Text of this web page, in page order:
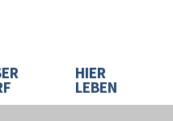
HIER
LEBEN